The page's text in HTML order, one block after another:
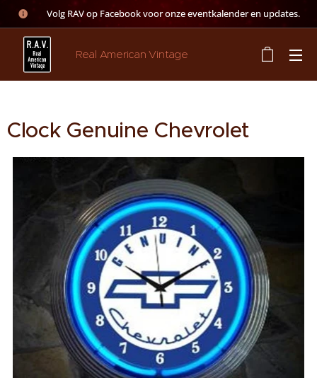
👉 Volg RAV op Facebook voor onze eventkalender en updates.
Real American Vintage
Clock Genuine Chevrolet